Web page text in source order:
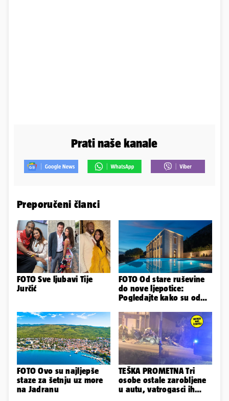
Prati naše kanale
Preporučeni članci
FOTO Sve ljubavi Tije
Jurčić
FOTO Od stare ruševine
do nove ljepotice:
Pogledajte kako su od
napravili vilu
FOTO Ovo su najljepše
staze za šetnju uz more
na Jadranu
TEŠKA PROMETNA Tri
osobe ostale zarobljene
u autu, vatrogasci ih